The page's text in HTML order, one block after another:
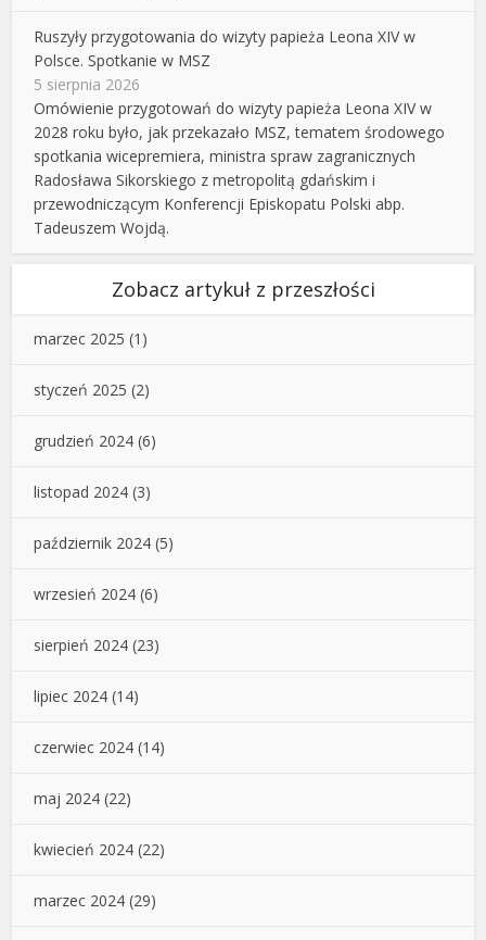
Ruszyły przygotowania do wizyty papieża Leona XIV w
Polsce. Spotkanie w MSZ
5 sierpnia 2026
Omówienie przygotowań do wizyty papieża Leona XIV w
2028 roku było, jak przekazało MSZ, tematem środowego
spotkania wicepremiera, ministra spraw zagranicznych
Radosława Sikorskiego z metropolitą gdańskim i
przewodniczącym Konferencji Episkopatu Polski abp.
Tadeuszem Wojdą.
Zobacz artykuł z przeszłości
marzec 2025 (1)
styczeń 2025 (2)
grudzień 2024 (6)
listopad 2024 (3)
październik 2024 (5)
wrzesień 2024 (6)
sierpień 2024 (23)
lipiec 2024 (14)
czerwiec 2024 (14)
maj 2024 (22)
kwiecień 2024 (22)
marzec 2024 (29)